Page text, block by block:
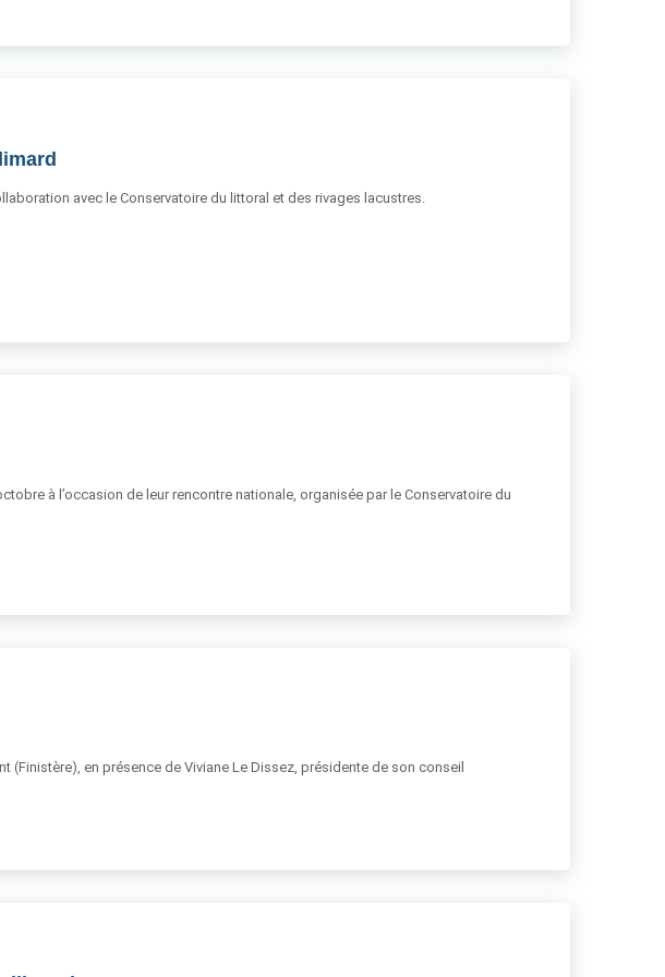
avec le Conservatoire du littoral et des rivages lacustres.
à l’occasion de leur rencontre nationale, organisée par le Conservatoire du
(Finistère), en présence de Viviane Le Dissez, présidente de son conseil